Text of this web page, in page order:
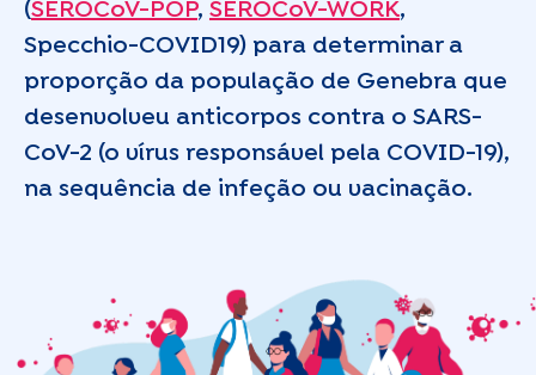
(SEROCoV-POP, SEROCoV-WORK,
Specchio-COVID19) para determinar a
proporção da população de Genebra que
desenvolveu anticorpos contra o SARS-
CoV-2 (o vírus responsável pela COVID-19),
na sequência de infeção ou vacinação.